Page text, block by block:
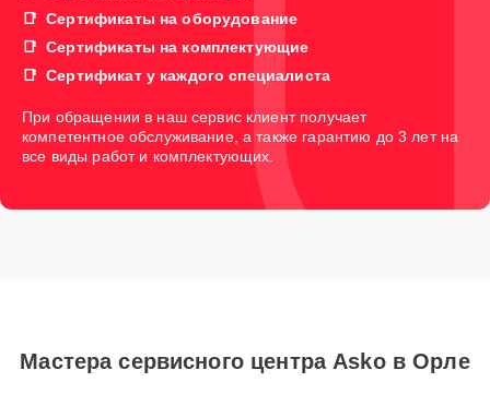
Сертификаты на оборудование
Сертификаты на комплектующие
Сертификат у каждого специалиста
При обращении в наш сервис клиент получает
компетентное обслуживание, а также гарантию до 3 лет на
все виды работ и комплектующих.
Мастера сервисного центра Asko в Орле